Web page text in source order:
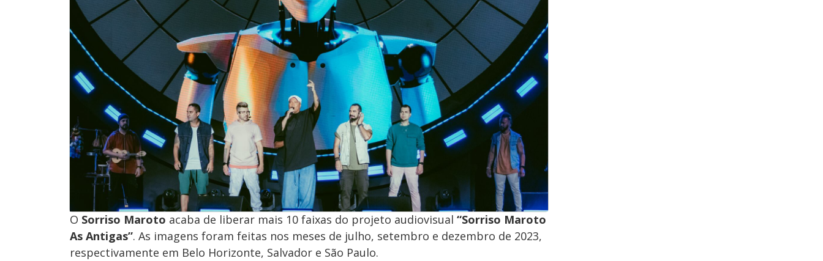
O Sorriso Maroto acaba de liberar mais 10 faixas do projeto audiovisual “Sorriso Maroto
As Antigas”. As imagens foram feitas nos meses de julho, setembro e dezembro de 2023,
respectivamente em Belo Horizonte, Salvador e São Paulo.